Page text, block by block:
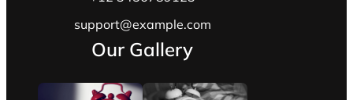
support@example.com
Our Gallery